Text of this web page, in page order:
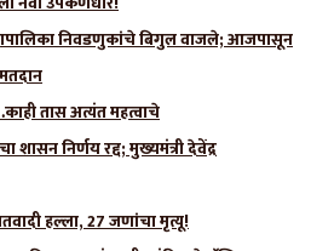
निवडणुकांचे बिगुल वाजले; आजपासून
तास अत्यंत महत्वाचे
शासन निर्णय रद्द; मुख्यमंत्री देवेंद्र
हल्ला, 27 जणांचा मृत्यू!